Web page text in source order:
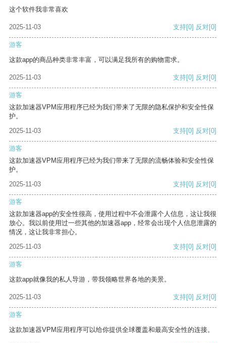
这个软件我非常喜欢
2025-11-03 支持[0] 反对[0]
游客
这款app的商品种类非常丰富，可以满足我所有的购物需求。
2025-11-03 支持[0] 反对[0]
游客
这款加速器VPM应用程序已经为我们带来了无限的隐私保护和安全性保
护。
2025-11-03
支持[0] 反对[0]
游客
这款加速器VPM应用程序已经为我们带来了无限的流畅体验和安全性保
护。
2025-11-03
支持[0] 反对[0]
游客
这款加速器app的安全性很高，使用过程中不会泄露个人信息，这让我很
放心。我以前使用过一些其他的加速器app，经常会出现个人信息泄露的
情况，这让我非常担心。
2025-11-03
支持[0] 反对[0]
游客
这款app就像我的私人导游，带我领略世界各地的美景。
2025-11-03 支持[0] 反对[0]
游客
这款加速器VPM应用程序可以给你提供全球覆盖和最高安全性的连接。